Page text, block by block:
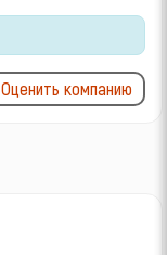
Оценить компанию